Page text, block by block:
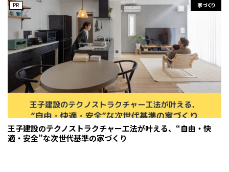
家づくり
PR
王子建設のテクノストラクチャー工法が叶える、“自由・快
適・安全”な次世代基準の家づくり